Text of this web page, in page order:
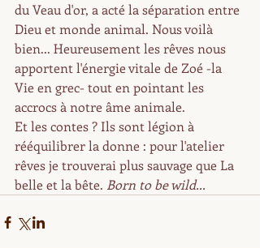
du Veau d'or, a acté la séparation entre
Dieu et monde animal. Nous voilà
bien... Heureusement les rêves nous
apportent l'énergie vitale de Zoé -la
Vie en grec- tout en pointant les
accrocs à notre âme animale.
Et les contes ? Ils sont légion à
rééquilibrer la donne : pour l'atelier
rêves je trouverai plus sauvage que La
belle et la bête. Born to be wild...